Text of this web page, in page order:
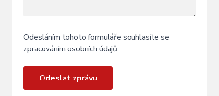
Odesláním tohoto formuláře souhlasíte se
zpracováním osobních údajů.
Odeslat zprávu